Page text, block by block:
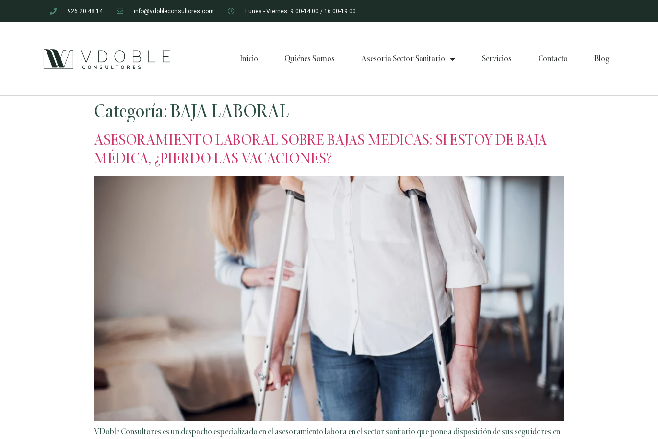
926 20 48 14 info@vdobleconsultores.com Lunes - Viernes: 9:00-14:00 / 16:00-19:00
Inicio Quiénes Somos Asesoría Sector Sanitario Servicios Contacto Blog
Categoría:BAJA LABORAL
ASESORAMIENTO LABORAL SOBRE BAJAS MEDICAS: SI ESTOY DE BAJA
MÉDICA, ¿PIERDO LAS VACACIONES?
VDoble Consultores es un despacho especializado en el asesoramiento labora en el sector sanitario que pone a disposición de sus seguidores en